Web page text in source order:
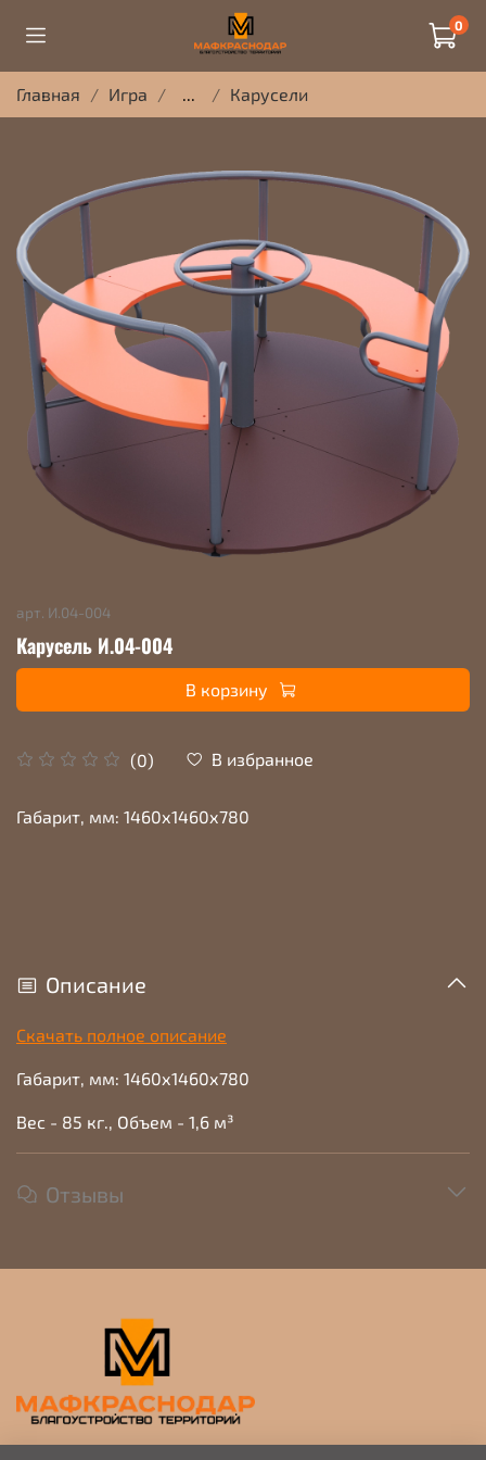
0
Главная Игра ... Карусели
арт. И.04-004
Карусель И.04-004
(0) В избранное
В корзину
Габарит, мм: 1460х1460х780
Описание
Скачать полное описание
Габарит, мм: 1460х1460х780
Вес - 85 кг., Объем - 1,6 м³
Отзывы